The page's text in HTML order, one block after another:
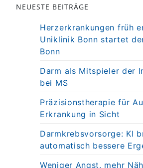
NEUESTE BEITRÄGE
Herzerkrankungen früh
Uniklinik Bonn startet
Bonn
Darm als Mitspieler der
bei MS
Präzisionstherapie für
Erkrankung in Sicht
Darmkrebsvorsorge: KI
automatisch bessere
Weniger Angst, mehr